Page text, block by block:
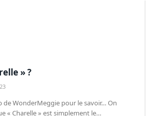
» ?
de WonderMeggie pour le savoir… On
« Charelle » est simplement le…